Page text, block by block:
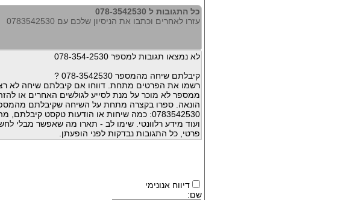
כל התגובות ל 078-3542530
עזרו לאחרים וכתבו את הניסיון שלכם עם 0783542530
לא נמצאו תגובות למספר 078-354-2530
קיבלתם שיחה מהמספר 078-3542530 ?
רשמו את הפרטים מתחת. דווחו אם קיבלתם שיחה לא
ממספר לא מוכר על מנת לסייע לגולשים האחרים או
הונאה. ספרו בקצרה מתחת על השיחה שקיבלתם
0783542530: כמה שיחות או הודעות טקסט
ועוד מידע רלוונטי. שימו לב - תארו מה שאפשר מבלי
פרטי, כל התגובות נבדקות לפני הופעתן.
דיווח אנונימי
שם: